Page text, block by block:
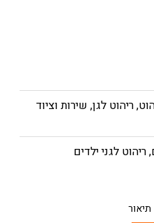
,ריהוט לגן, שירות וציוד
,ריהוט לגני ילדים
תיאור